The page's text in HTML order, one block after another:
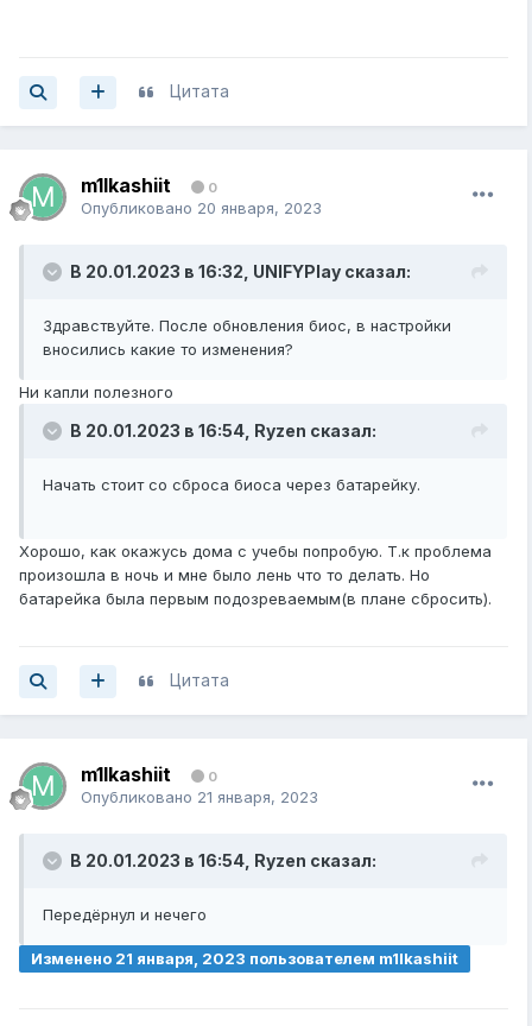
Цитата
m1lkashiit 0
Опубликовано 20 января, 2023
В 20.01.2023 в 16:32, UNIFYPlay сказал:
Здравствуйте. После обновления биос, в настройки
вносились какие то изменения?
Ни капли полезного
В 20.01.2023 в 16:54, Ryzen сказал:
Начать стоит со сброса биоса через батарейку.
Хорошо, как окажусь дома с учебы попробую. Т.к проблема
произошла в ночь и мне было лень что то делать. Но
батарейка была первым подозреваемым(в плане сбросить).
Цитата
m1lkashiit 0
Опубликовано 21 января, 2023
В 20.01.2023 в 16:54, Ryzen сказал:
Передёрнул и нечего
Изменено 21 января, 2023 пользователем m1lkashiit